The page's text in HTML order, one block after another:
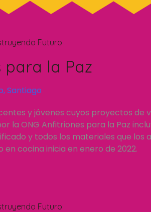
Futuro
para la Paz
,Santiago
y jóvenes cuyos proyectos de
la ONG Anfitriones para la Paz
y todos los materiales que los
cocina inicia en enero de 2022.
Futuro